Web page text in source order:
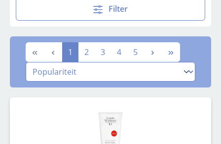
Filter
Pagina
1 Pagina
2 Pagina
3 Pagina
4 Pagina
5